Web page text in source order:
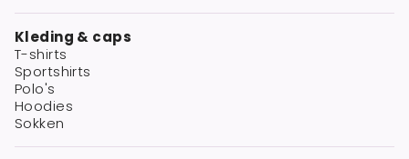
Kleding & caps
T-shirts
Sportshirts
Polo's
Hoodies
Sokken